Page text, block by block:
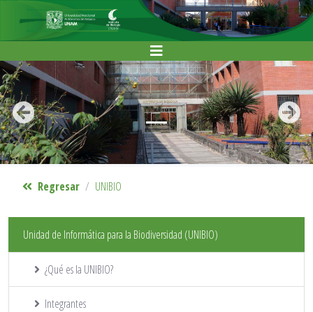
Anterior
Regresar UNIBIO
Unidad de Informática para la Biodiversidad (UNIBIO)
¿Qué es la UNIBIO?
Integrantes